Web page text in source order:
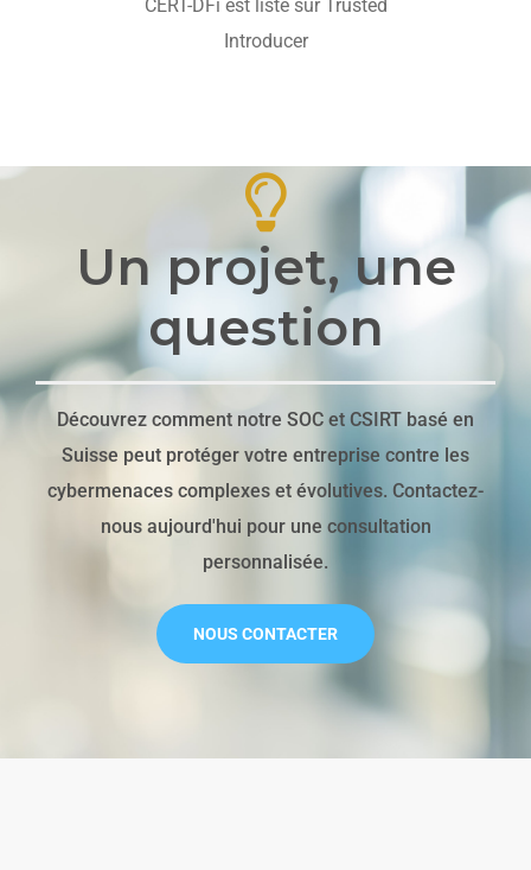
CERT-DFi est listé sur Trusted
Introducer
Un projet, une
question
Découvrez comment notre SOC et CSIRT basé en
Suisse peut protéger votre entreprise contre les
cybermenaces complexes et évolutives. Contactez-
nous aujourd'hui pour une consultation
personnalisée.
NOUS CONTACTER